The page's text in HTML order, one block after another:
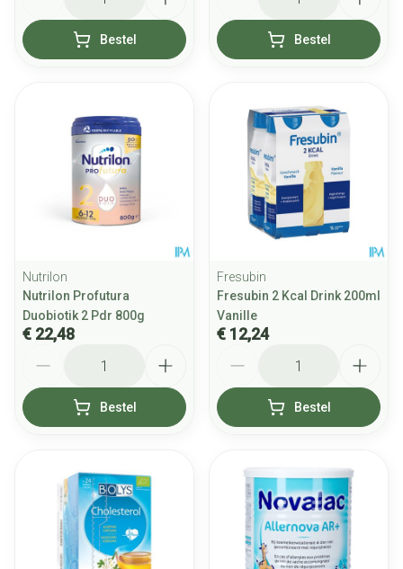
Bestel Bestel
Nutrilon
Nutrilon Profutura
Duobiotik 2 Pdr 800g
€ 22,48
Bestel
Fresubin
Fresubin 2 Kcal Drink 200ml
Vanille
€ 12,24
Bestel